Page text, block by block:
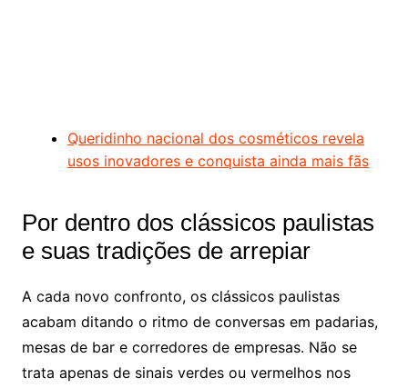
Queridinho nacional dos cosméticos revela
usos inovadores e conquista ainda mais fãs
Por dentro dos clássicos paulistas
e suas tradições de arrepiar
A cada novo confronto, os clássicos paulistas
acabam ditando o ritmo de conversas em padarias,
mesas de bar e corredores de empresas. Não se
trata apenas de sinais verdes ou vermelhos nos